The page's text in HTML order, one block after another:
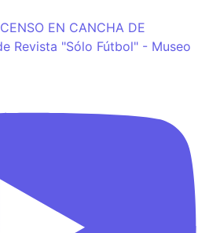
EN CANCHA DE
Revista "Sólo Fútbol" - Museo